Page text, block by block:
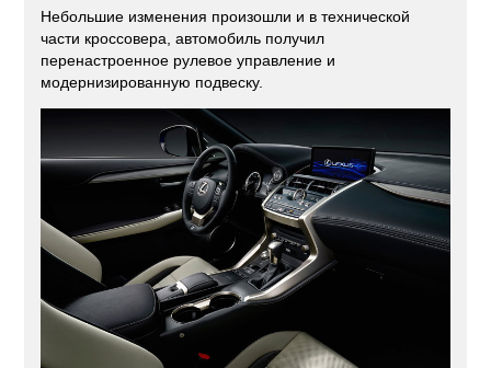
Небольшие изменения произошли и в технической
части кроссовера, автомобиль получил
перенастроенное рулевое управление и
модернизированную подвеску.